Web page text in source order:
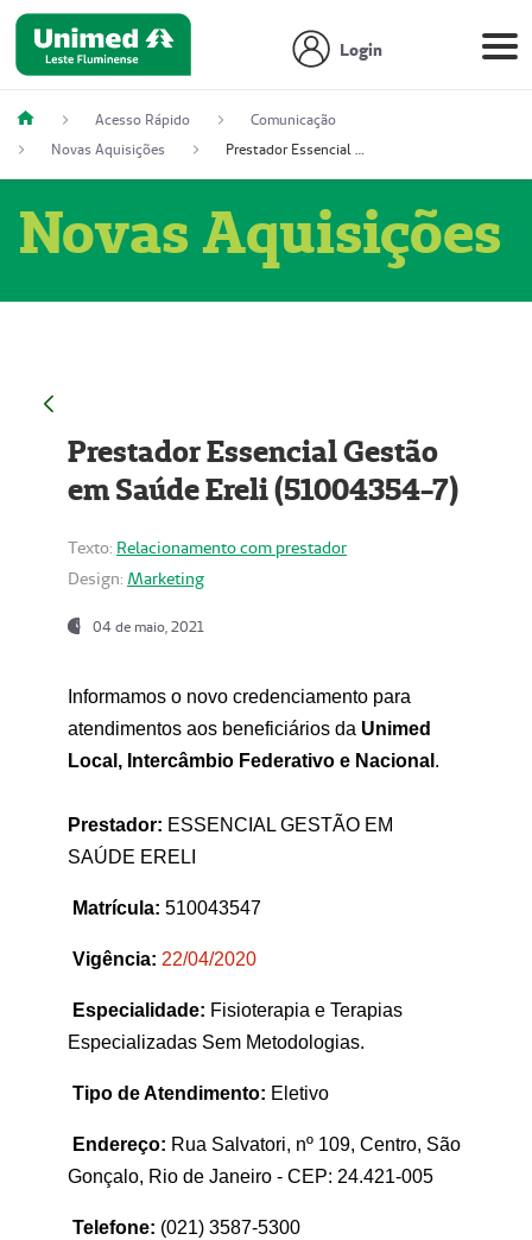
Login
Acesso Rápido
Comunicação
Novas Aquisições
Prestador Essencial Gestão em Saúde Ereli (51004354-7)
Novas Aquisições
Prestador Essencial Gestão
em Saúde Ereli (51004354-7)
Texto: Relacionamento com prestador
Design: Marketing
04 de maio, 2021
Informamos o novo credenciamento para
atendimentos aos beneficiários da Unimed
Local, Intercâmbio Federativo e Nacional .
Prestador: ESSENCIAL GESTÃO EM
SAÚDE ERELI
Matrícula: 510043547
Vigência: 22/04/2020
Especialidade: Fisioterapia e Terapias
Especializadas Sem Metodologias.
Tipo de Atendimento: Eletivo
Endereço: Rua Salvatori, nº 109, Centro, São
Gonçalo, Rio de Janeiro - CEP: 24.421-005
Telefone: (021) 3587-5300